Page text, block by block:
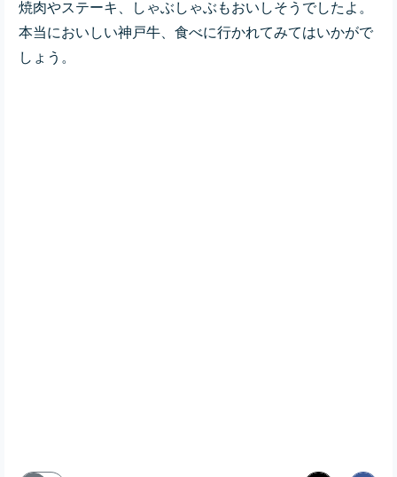
焼肉やステーキ、しゃぶしゃぶもおいしそうでしたよ。
本当においしい神戸牛、食べに行かれてみてはいかがで
しょう。